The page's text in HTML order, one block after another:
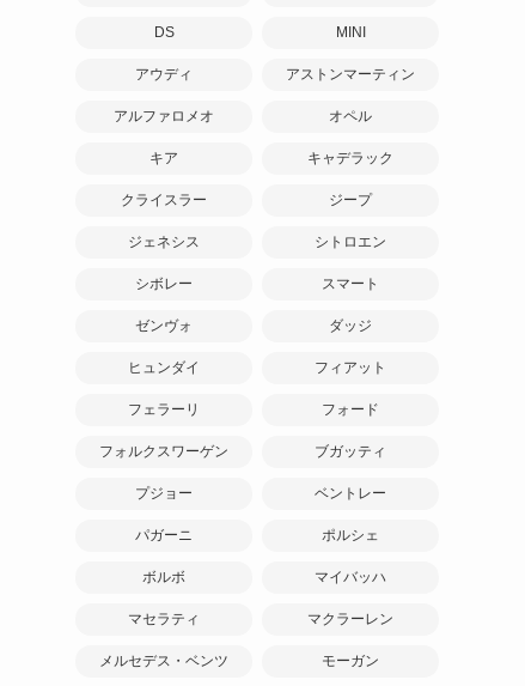
DS MINI
アウディ アストンマーティン
アルファロメオ オペル
キア キャデラック
クライスラー ジープ
ジェネシス シトロエン
シボレー スマート
ゼンヴォ ダッジ
ヒュンダイ フィアット
フェラーリ フォード
フォルクスワーゲン ブガッティ
プジョー ベントレー
パガーニ ポルシェ
ボルボ マイバッハ
マセラティ マクラーレン
メルセデス・ベンツ モーガン